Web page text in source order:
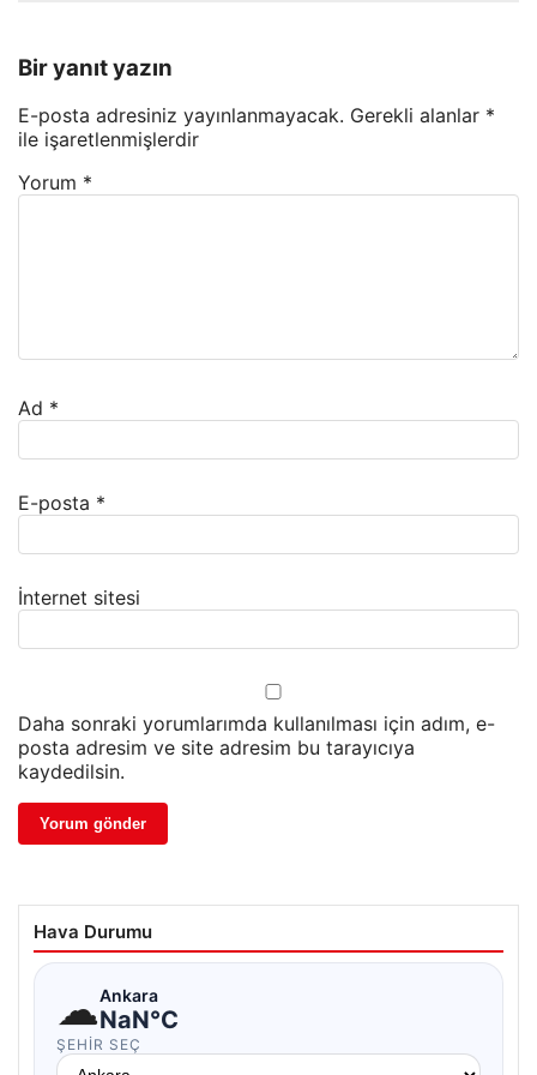
Bir yanıt yazın
E-posta adresiniz yayınlanmayacak. Gerekli alanlar *
ile işaretlenmişlerdir
Yorum *
Ad *
E-posta *
İnternet sitesi
Daha sonraki yorumlarımda kullanılması için adım, e-
posta adresim ve site adresim bu tarayıcıya
kaydedilsin.
Hava Durumu
☁Ankara
NaN°C
ŞEHIR SEÇ